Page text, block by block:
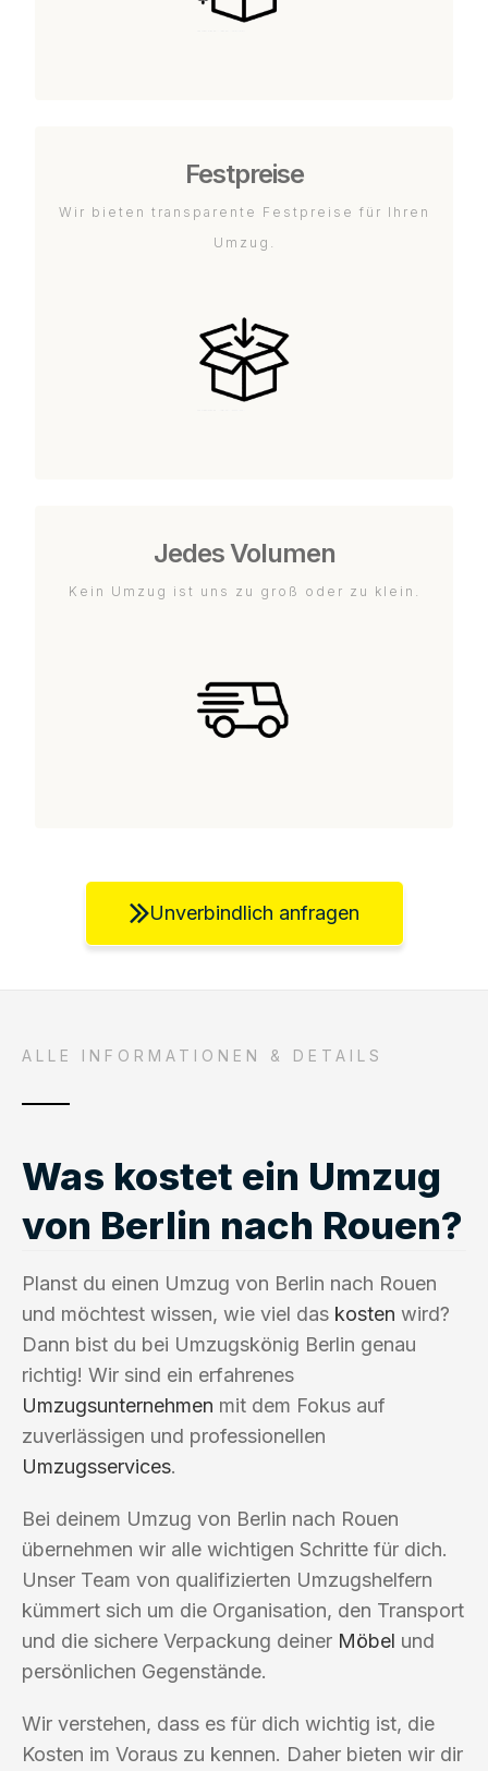
Festpreise
Wir bieten transparente Festpreise für Ihren
Umzug.
Jedes Volumen
Kein Umzug ist uns zu groß oder zu klein.
Unverbindlich anfragen
ALLE INFORMATIONEN & DETAILS
Was kostet ein Umzug
von Berlin nach Rouen?
Planst du einen Umzug von Berlin nach Rouen
und möchtest wissen, wie viel das kosten wird?
Dann bist du bei Umzugskönig Berlin genau
richtig! Wir sind ein erfahrenes
Umzugsunternehmen mit dem Fokus auf
zuverlässigen und professionellen
Umzugsservices.
Bei deinem Umzug von Berlin nach Rouen
übernehmen wir alle wichtigen Schritte für dich.
Unser Team von qualifizierten Umzugshelfern
kümmert sich um die Organisation, den Transport
und die sichere Verpackung deiner Möbel und
persönlichen Gegenstände.
Wir verstehen, dass es für dich wichtig ist, die
Kosten im Voraus zu kennen. Daher bieten wir dir